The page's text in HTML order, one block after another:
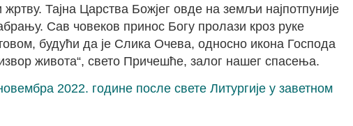
Тајна Царства Божјег овде на земљи најпотпуније
Сав човеков принос Богу пролази кроз руке
будући да је Слика Очева, односно икона Господа
живота“, свето Причешће, залог нашег спасења.
2022. године после свете Литургије у заветном